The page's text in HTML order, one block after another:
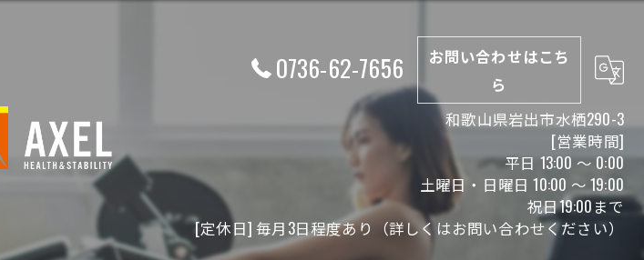
0736-62-7656
お問い合わせはこち
ら
和歌山県岩出市水栖290-3
[営業時間]
平日 13:00 ～ 0:00
土曜日・日曜日 10:00 ～ 19:00
祝日19:00まで
[定休日] 毎月3日程度あり（詳しくはお問い合わせください）